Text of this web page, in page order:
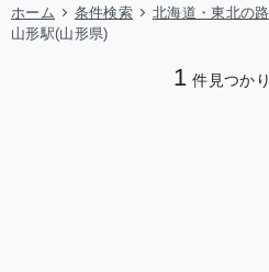
ホーム 条件検索 北海道・東北の
山形駅(山形県)
1 件見つか